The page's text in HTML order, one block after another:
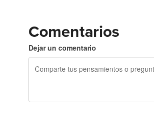
Comentarios
Dejar un comentario